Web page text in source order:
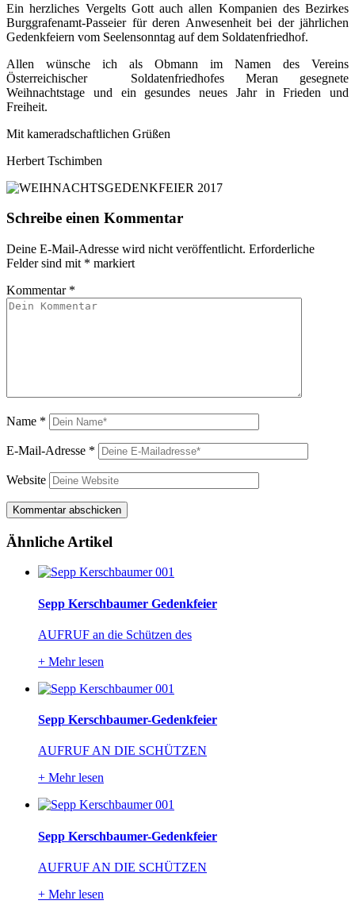
Ein herzliches Vergelts Gott auch allen Kompanien des Bezirkes
Burggrafenamt-Passeier für deren Anwesenheit bei der jährlichen
Gedenkfeiern vom Seelensonntag auf dem Soldatenfriedhof.
Allen wünsche ich als Obmann im Namen des Vereins
Österreichischer Soldatenfriedhofes Meran gesegnete
Weihnachtstage und ein gesundes neues Jahr in Frieden und
Freiheit.
Mit kameradschaftlichen Grüßen
Herbert Tschimben
Schreibe einen Kommentar
Deine E-Mail-Adresse wird nicht veröffentlicht. Erforderliche
Felder sind mit * markiert
Kommentar *
Name *
E-Mail-Adresse *
Website
Ähnliche Artikel
Sepp Kerschbaumer Gedenkfeier
AUFRUF an die Schützen des
+ Mehr lesen
Sepp Kerschbaumer-Gedenkfeier
AUFRUF AN DIE SCHÜTZEN
+ Mehr lesen
Sepp Kerschbaumer-Gedenkfeier
AUFRUF AN DIE SCHÜTZEN
+ Mehr lesen